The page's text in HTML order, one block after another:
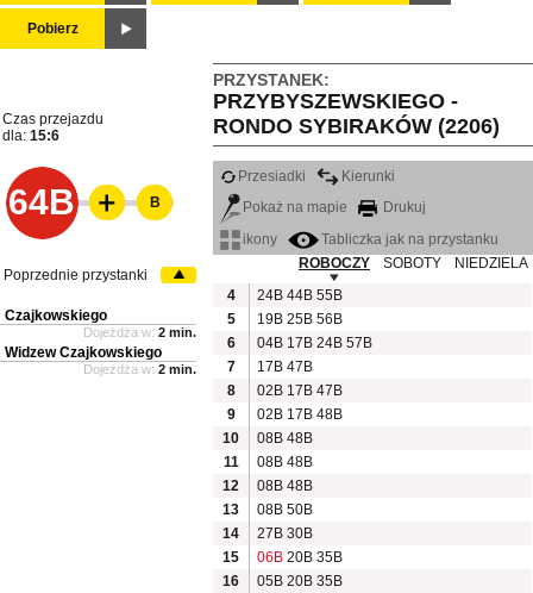
Pobierz
PRZYSTANEK:
PRZYBYSZEWSKIEGO -
RONDO SYBIRAKÓW (2206)
Czas przejazdu
dla: 15:6
64B
Przesiadki
Kierunki
Pokaż na mapie
Drukuj
ikony
Tabliczka jak na przystanku
ROBOCZY
SOBOTY
NIEDZIELA
4
24B 44B 55B
5
19B 25B 56B
6
04B 17B 24B 57B
7
17B 47B
8
02B 17B 47B
9
02B 17B 48B
10
08B 48B
11
08B 48B
12
08B 48B
13
08B 50B
14
27B 30B
15
06B 20B 35B
16
05B 20B 35B
B
Poprzednie przystanki
Czajkowskiego
Dojeżdża w: 2 min.
Widzew Czajkowskiego
Dojeżdża w: 2 min.